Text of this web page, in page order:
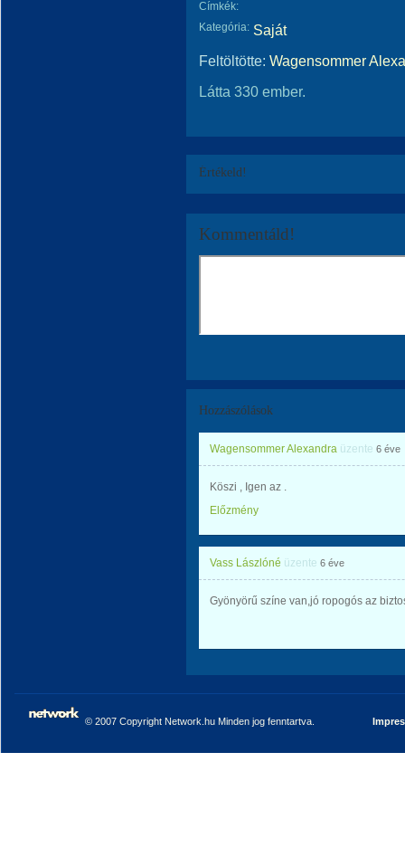
Címkék:
Kategória: Saját
Feltöltötte: Wagensommer
Látta 330 ember.
Értékeld!
Kommentáld!
Hozzászólások
Wagensommer Alexandra üzente 6 éve
Köszi , Igen az .
Előzmény
Vass Lászlóné üzente 6 éve
Gyönyörű színe van,jó ropogós az
© 2007 Copyright Network.hu Minden jog fenntartva.